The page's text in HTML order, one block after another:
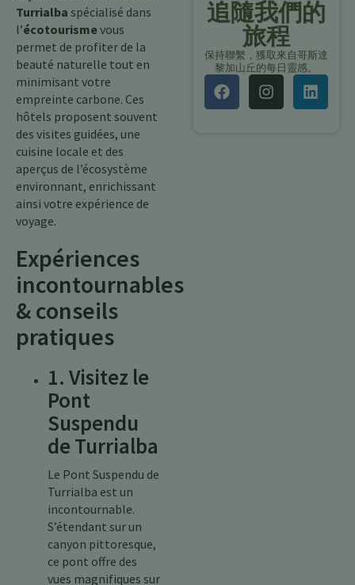
Turrialba spécialisé dans
l’écotourismevous
permet de profiter de la
beauté naturelle tout en
minimisant votre
empreinte carbone. Ces
hôtels proposent souvent
des visites guidées, une
cuisine locale et des
aperçus de l’écosystème
environnant, enrichissant
ainsi votre expérience de
voyage.
Expériences
incontournables
& conseils
pratiques
1. Visitez le
Pont
Suspendu
de Turrialba
Le Pont Suspendu de
Turrialba est un
incontournable.
S’étendant sur un
canyon pittoresque,
ce pont offre des
vues magnifiques sur
追隨我們的
旅程
保持聯繫，獲取來自哥斯達
黎加山丘的每日靈感。